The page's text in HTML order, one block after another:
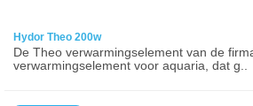
Hydor Theo 200w
De Theo verwarmingselement van de
verwarmingselement voor aquaria, dat g..